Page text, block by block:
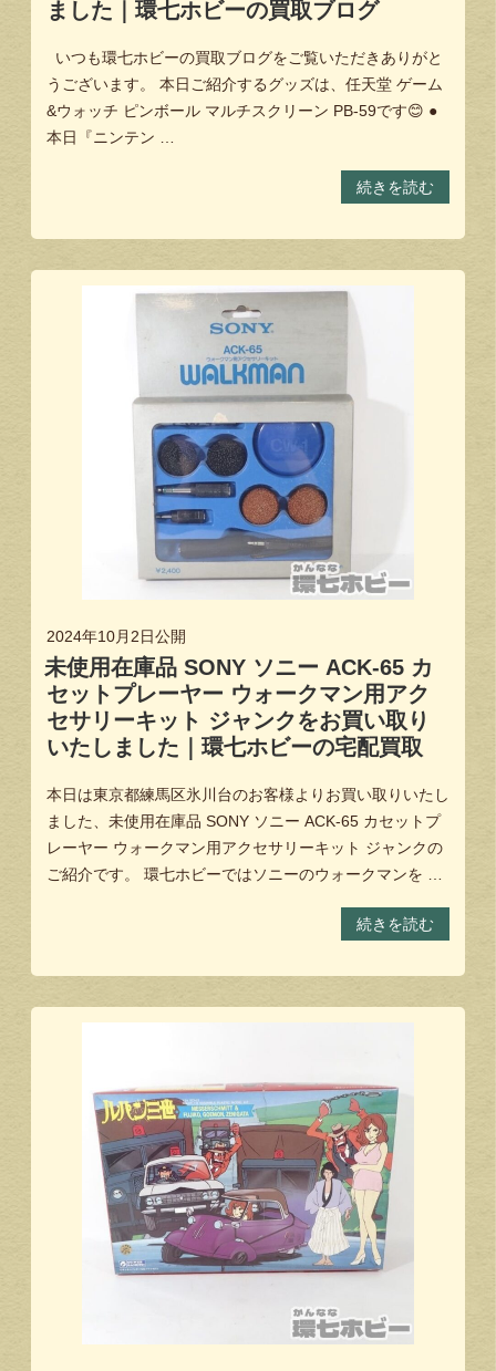
ました｜環七ホビーの買取ブログ
いつも環七ホビーの買取ブログをご覧いただきありがと
うございます。 本日ご紹介するグッズは、任天堂 ゲーム
&ウォッチ ピンボール マルチスクリーン PB-59です😊 ●
本日『ニンテン …
続きを読む
2024年10月2日公開
未使用在庫品 SONY ソニー ACK-65 カ
セットプレーヤー ウォークマン用アク
セサリーキット ジャンクをお買い取り
いたしました｜環七ホビーの宅配買取
本日は東京都練馬区氷川台のお客様よりお買い取りいたし
ました、未使用在庫品 SONY ソニー ACK-65 カセットプ
レーヤー ウォークマン用アクセサリーキット ジャンクの
ご紹介です。 環七ホビーではソニーのウォークマンを …
続きを読む